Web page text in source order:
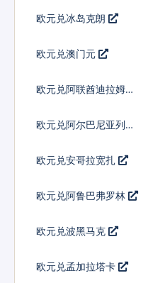
欧元兑冰岛克朗
欧元兑澳门元
欧元兑阿联酋迪拉姆流
欧元兑阿尔巴尼亚列克
欧元兑安哥拉宽扎
欧元兑阿鲁巴弗罗林
欧元兑波黑马克
欧元兑孟加拉塔卡